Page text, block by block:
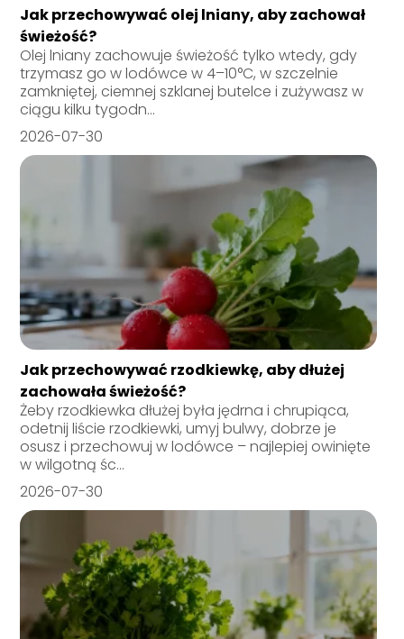
Jak przechowywać olej lniany, aby zachował
świeżość?
Olej lniany zachowuje świeżość tylko wtedy, gdy
trzymasz go w lodówce w 4–10°C, w szczelnie
zamkniętej, ciemnej szklanej butelce i zużywasz w
ciągu kilku tygodn...
2026-07-30
Jak przechowywać rzodkiewkę, aby dłużej
zachowała świeżość?
Żeby rzodkiewka dłużej była jędrna i chrupiąca,
odetnij liście rzodkiewki, umyj bulwy, dobrze je
osusz i przechowuj w lodówce – najlepiej owinięte
w wilgotną śc...
2026-07-30